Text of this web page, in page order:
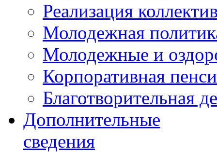
Реализация
Молодежная
Молодежные и
Корпоративная
Благотворительная
Дополнительные
сведения